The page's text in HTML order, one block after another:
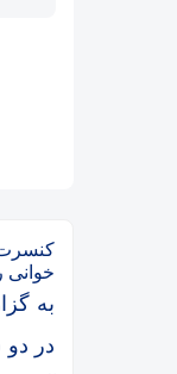
کنسرت
خوانی
به
در